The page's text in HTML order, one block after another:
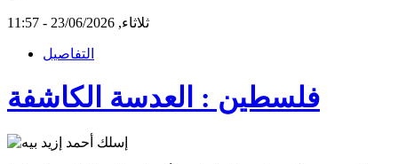
ثلاثاء, 23/06/2026 - 11:57
التفاصيل
فلسطين : العدسة الكاشفة